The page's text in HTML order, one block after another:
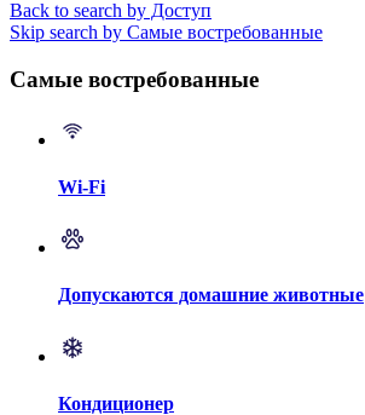
Back to search by Доступ
Skip search by Самые востребованные
Самые востребованные
Wi-Fi
Допускаются домашние животные
Кондиционер